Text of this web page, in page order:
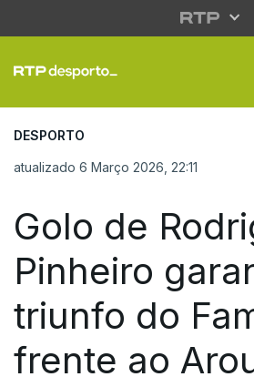
Golo de
DESPORTO
atualizado 6 Março 2026, 22:11
Golo de
Pinheiro
triunfo do
frente ao